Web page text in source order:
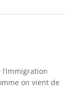
on vient de